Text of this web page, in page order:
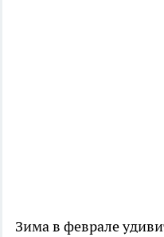
Зима в феврале